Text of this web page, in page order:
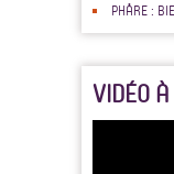
PHÅRE :
VIDÉO